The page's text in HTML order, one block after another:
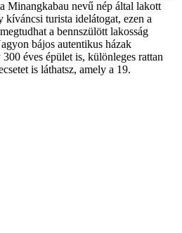
Minangkabau nevű nép által lakott
kíváncsi turista idelátogat, ezen a
a bennszülött lakosság
bájos autentikus házak
éves épület is, különleges rattan
is láthatsz, amely a 19.